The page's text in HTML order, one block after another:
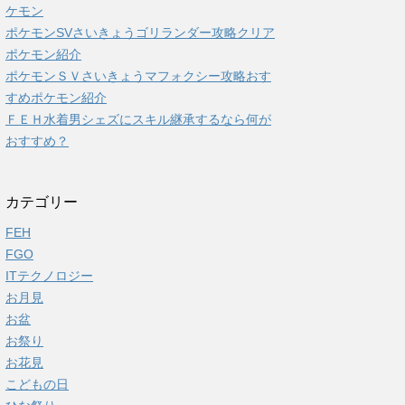
ケモン
ポケモンSVさいきょうゴリランダー攻略クリア
ポケモン紹介
ポケモンＳＶさいきょうマフォクシー攻略おす
すめポケモン紹介
ＦＥＨ水着男シェズにスキル継承するなら何が
おすすめ？
カテゴリー
FEH
FGO
ITテクノロジー
お月見
お盆
お祭り
お花見
こどもの日